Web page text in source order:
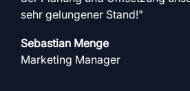
und Kontrolle
alle myWWM
und Services an:
sehr gelungener Stand!"
Sebastian Menge
Marketing Manager